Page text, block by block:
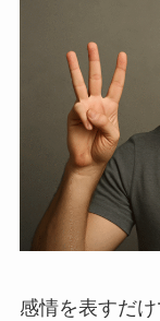
感情を表すだ